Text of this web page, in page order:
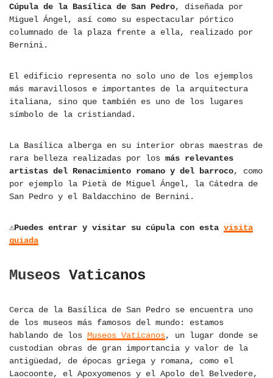
Cúpula de la Basílica de San Pedro, diseñada por
Miguel Ángel, así como su espectacular pórtico
columnado de la plaza frente a ella, realizado por
Bernini.
El edificio representa no solo uno de los ejemplos
más maravillosos e importantes de la arquitectura
italiana, sino que también es uno de los lugares
símbolo de la cristiandad.
La Basílica alberga en su interior obras maestras de
rara belleza realizadas por los más relevantes
artistas del Renacimiento romano y del barroco, como
por ejemplo la Pietà de Miguel Ángel, la Cátedra de
San Pedro y el Baldacchino de Bernini.
⚠Puedes entrar y visitar su cúpula con esta visita
guiada
Museos Vaticanos
Cerca de la Basílica de San Pedro se encuentra uno
de los museos más famosos del mundo: estamos
hablando de los Museos Vaticanos, un lugar donde se
custodian obras de gran importancia y valor de la
antigüedad, de épocas griega y romana, como el
Laocoonte, el Apoxyomenos y el Apolo del Belvedere,